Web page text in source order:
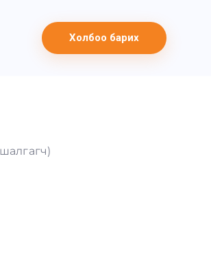
Холбоо барих